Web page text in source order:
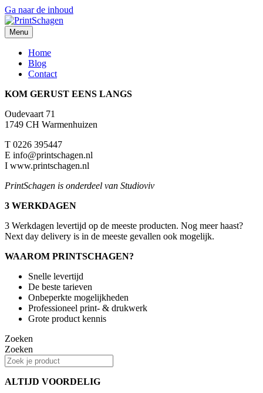
Ga naar de inhoud
Menu
Home
Blog
Contact
KOM GERUST EENS LANGS
Oudevaart 71
1749 CH Warmenhuizen
T 0226 395447
E info@printschagen.nl
I www.printschagen.nl
PrintSchagen is onderdeel van Studioviv
3 WERKDAGEN
3 Werkdagen levertijd op de meeste producten. Nog meer haast?
Next day delivery is in de meeste gevallen ook mogelijk.
WAAROM PRINTSCHAGEN?
Snelle levertijd
De beste tarieven
Onbeperkte mogelijkheden
Professioneel print- & drukwerk
Grote product kennis
Zoeken
Zoeken
ALTIJD VOORDELIG